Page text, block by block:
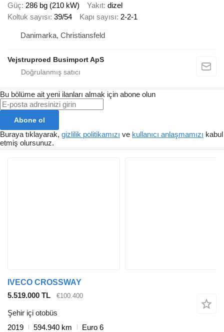
Güç 286 bg (210 kW) Yakıt dizel
Koltuk sayısı 39/54 Kapı sayısı 2-2-1
Danimarka, Christiansfeld
Vejstruproed Busimport ApS
Bu bölüme ait yeni ilanları almak için abone olun
Abone ol
Buraya tıklayarak, gizlilik politikamızı ve kullanıcı anlaşmamızı kabul
etmiş olursunuz.
IVECO CROSSWAY
5.519.000 TL
€100.400
Şehir içi otobüs
2019
594.940 km
Euro 6